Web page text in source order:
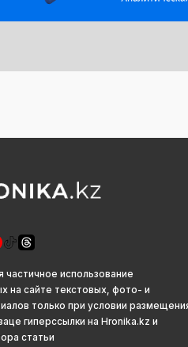
частичное использование
на сайте текстовых, фото- и
только при условии
гиперссылки на Hronika.kz и
статьи